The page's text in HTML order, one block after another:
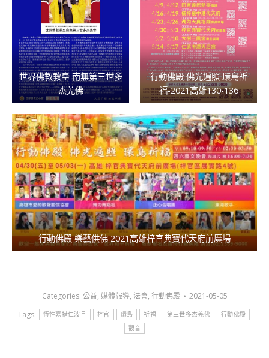
世界佛教教皇 南無第三世多
杰羌佛
行動佛殿 佛光遍照 環島祈
福-2021高雄130-136
行動佛殿 樂藝供佛 2021高雄梓官典寶代天府前廣場
Categories: 公益, 媒體報導, 法會, 行動佛殿
2021-05-05
Tags:
恆性嘉措仁波且 梓官 環島 祈福 第三世多杰羌佛 行動佛殿
觀音